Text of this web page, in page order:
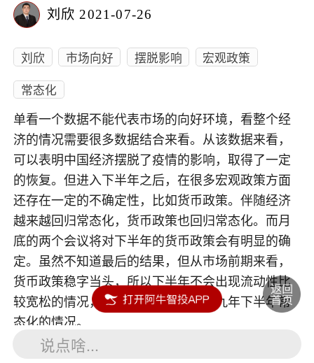
刘欣 2021-07-26
刘欣 市场向好 摆脱影响
宏观政策
常态化
单看一个数据不能代表市场的向好环境，看整个经
济的情况需要很多数据结合来看。从该数据来看，
可以表明中国经济摆脱了疫情的影响，取得了一定
的恢复。但进入下半年之后，在很多宏观政策方面
还存在一定的不确定性，比如货币政策。伴随经济
越来越回归常态化，货币政策也回归常态化。而月
底的两个会议将对下半年的货币政策会有明显的确
定。虽然不知道最后的结果，但从市场前期来看，
货币政策稳字当头，所以下半年不会出现流动性比
较宽松的情况，货币政策会回归到一九年下半年常
态化的情况。
说点啥...